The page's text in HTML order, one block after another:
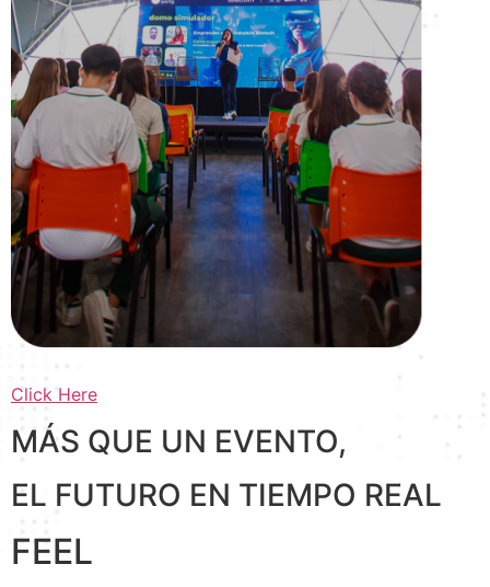
Click Here
MÁS QUE UN EVENTO,
EL FUTURO EN TIEMPO REAL
FEEL